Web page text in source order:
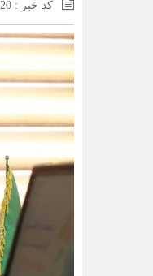
کد خبر : 9520